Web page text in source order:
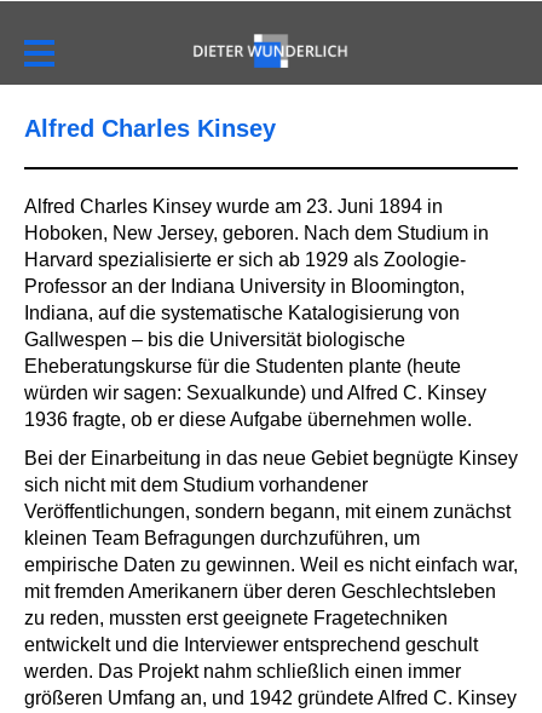
Alfred Charles Kinsey
Alfred Charles Kinsey wurde am 23. Juni 1894 in
Hoboken, New Jersey, geboren. Nach dem Studium in
Harvard spezialisierte er sich ab 1929 als Zoologie-
Professor an der Indiana University in Bloomington,
Indiana, auf die systematische Katalogisierung von
Gallwespen – bis die Universität biologische
Eheberatungskurse für die Studenten plante (heute
würden wir sagen: Sexualkunde) und Alfred C. Kinsey
1936 fragte, ob er diese Aufgabe übernehmen wolle.
Bei der Einarbeitung in das neue Gebiet begnügte Kinsey
sich nicht mit dem Studium vorhandener
Veröffentlichungen, sondern begann, mit einem zunächst
kleinen Team Befragungen durchzuführen, um
empirische Daten zu gewinnen. Weil es nicht einfach war,
mit fremden Amerikanern über deren Geschlechtsleben
zu reden, mussten erst geeignete Fragetechniken
entwickelt und die Interviewer entsprechend geschult
werden. Das Projekt nahm schließlich einen immer
größeren Umfang an, und 1942 gründete Alfred C. Kinsey